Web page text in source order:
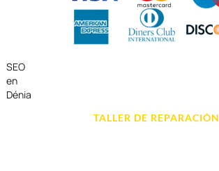
SEO
en
Dénia
TALLER DE REPARACIÓN